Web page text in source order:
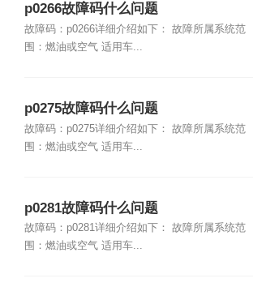
p0266故障码什么问题
故障码：p0266详细介绍如下： 故障所属系统范
围：燃油或空气 适用车...
p0275故障码什么问题
故障码：p0275详细介绍如下： 故障所属系统范
围：燃油或空气 适用车...
p0281故障码什么问题
故障码：p0281详细介绍如下： 故障所属系统范
围：燃油或空气 适用车...